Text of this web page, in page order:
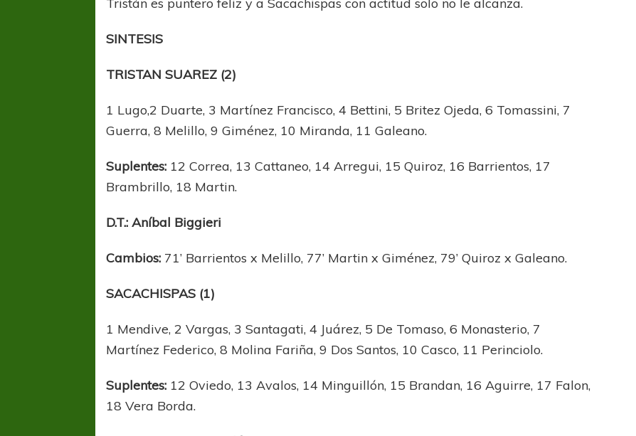
SINTESIS
TRISTAN SUAREZ (2)
1 Lugo,2 Duarte, 3 Martínez Francisco, 4 Bettini, 5 Britez Ojeda, 6 Tomassini, 7
Guerra, 8 Melillo, 9 Giménez, 10 Miranda, 11 Galeano.
Suplentes: 12 Correa, 13 Cattaneo, 14 Arregui, 15 Quiroz, 16 Barrientos, 17
Brambrillo, 18 Martin.
D.T.: Aníbal Biggieri
Cambios: 71’ Barrientos x Melillo, 77’ Martin x Giménez, 79’ Quiroz x Galeano.
SACACHISPAS (1)
1 Mendive, 2 Vargas, 3 Santagati, 4 Juárez, 5 De Tomaso, 6 Monasterio, 7
Martínez Federico, 8 Molina Fariña, 9 Dos Santos, 10 Casco, 11 Perinciolo.
Suplentes: 12 Oviedo, 13 Avalos, 14 Minguillón, 15 Brandan, 16 Aguirre, 17 Falon,
18 Vera Borda.